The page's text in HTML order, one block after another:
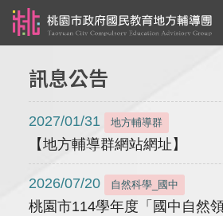
訊息公告
2027/01/31 地方輔導群
【地方輔導群網站網址】
2026/07/20 自然科學_國中
桃園市114學年度「國中自然